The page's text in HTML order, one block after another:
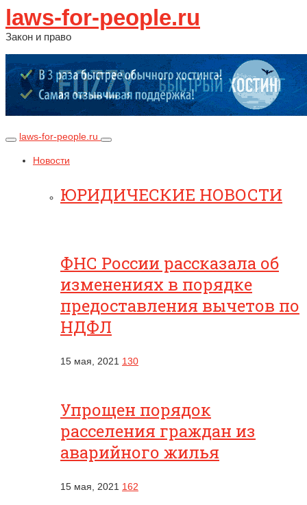
laws-for-people.ru
Закон и право
laws-for-people.ru
Новости
ЮРИДИЧЕСКИЕ НОВОСТИ
ФНС России рассказала об
изменениях в порядке
предоставления вычетов по
НДФЛ
15 мая, 2021 130
Упрощен порядок
расселения граждан из
аварийного жилья
15 мая, 2021 162